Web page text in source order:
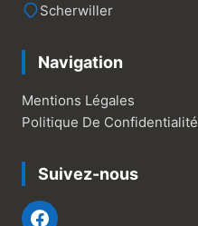
Scherwiller
Navigation
Mentions Légales
Politique De Confidentialité
Suivez-nous